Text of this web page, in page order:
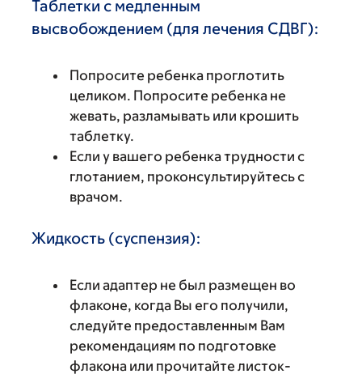
Таблетки с медленным
высвобождением (для лечения СДВГ):
Попросите ребенка проглотить
целиком. Попросите ребенка не
жевать, разламывать или крошить
таблетку.
Если у вашего ребенка трудности с
глотанием, проконсультируйтесь с
врачом.
Жидкость (суспензия):
Если адаптер не был размещен во
флаконе, когда Вы его получили,
следуйте предоставленным Вам
рекомендациям по подготовке
флакона или прочитайте листок-